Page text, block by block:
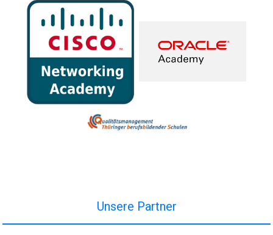
Unsere Partner